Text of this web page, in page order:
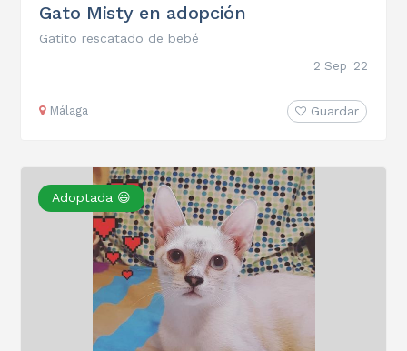
Gato Misty en adopción
Gatito rescatado de bebé
2 Sep '22
Málaga Guardar
Adoptada 😃